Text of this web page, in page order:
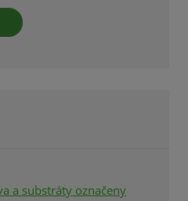
a substráty označeny